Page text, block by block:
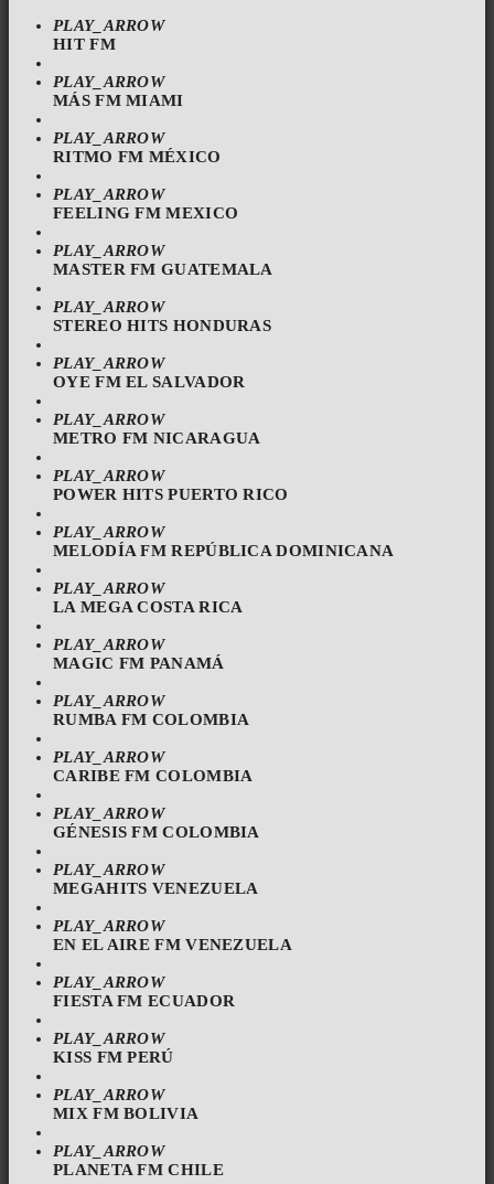
PLAY_ARROW
HIT FM
PLAY_ARROW
MÁS FM MIAMI
PLAY_ARROW
RITMO FM MÉXICO
PLAY_ARROW
FEELING FM MEXICO
PLAY_ARROW
MASTER FM GUATEMALA
PLAY_ARROW
STEREO HITS HONDURAS
PLAY_ARROW
OYE FM EL SALVADOR
PLAY_ARROW
METRO FM NICARAGUA
PLAY_ARROW
POWER HITS PUERTO RICO
PLAY_ARROW
MELODÍA FM REPÚBLICA DOMINICANA
PLAY_ARROW
LA MEGA COSTA RICA
PLAY_ARROW
MAGIC FM PANAMÁ
PLAY_ARROW
RUMBA FM COLOMBIA
PLAY_ARROW
CARIBE FM COLOMBIA
PLAY_ARROW
GÉNESIS FM COLOMBIA
PLAY_ARROW
MEGAHITS VENEZUELA
PLAY_ARROW
EN EL AIRE FM VENEZUELA
PLAY_ARROW
FIESTA FM ECUADOR
PLAY_ARROW
KISS FM PERÚ
PLAY_ARROW
MIX FM BOLIVIA
PLAY_ARROW
PLANETA FM CHILE